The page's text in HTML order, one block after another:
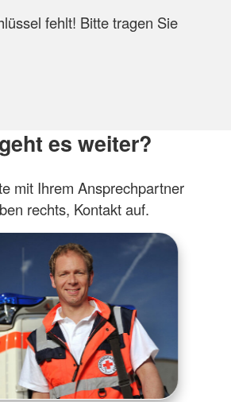
fehlt! Bitte tragen Sie
es weiter?
mit Ihrem Ansprechpartner
rechts, Kontakt auf.